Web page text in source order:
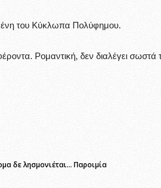
του Κύκλωπα Πολύφημου.
Ρομαντική, δεν διαλέγει
δε λησμονιέται… Παροιμία